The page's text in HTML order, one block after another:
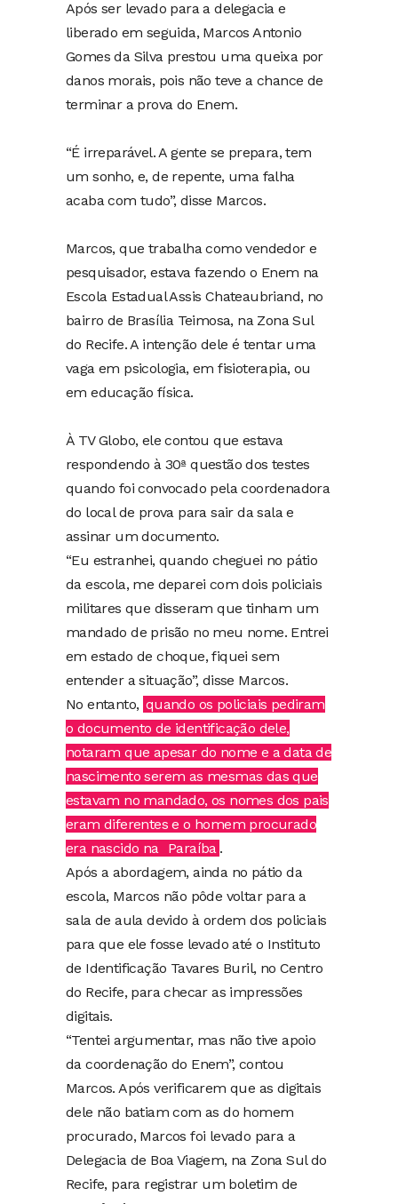
Após ser levado para a delegacia e
liberado em seguida, Marcos Antonio
Gomes da Silva prestou uma queixa por
danos morais, pois não teve a chance de
terminar a prova do Enem.
“É irreparável. A gente se prepara, tem
um sonho, e, de repente, uma falha
acaba com tudo”, disse Marcos.
Marcos, que trabalha como vendedor e
pesquisador, estava fazendo o Enem na
Escola Estadual Assis Chateaubriand, no
bairro de Brasília Teimosa, na Zona Sul
do Recife. A intenção dele é tentar uma
vaga em psicologia, em fisioterapia, ou
em educação física.
À TV Globo, ele contou que estava
respondendo à 30ª questão dos testes
quando foi convocado pela coordenadora
do local de prova para sair da sala e
assinar um documento.
“Eu estranhei, quando cheguei no pátio
da escola, me deparei com dois policiais
militares que disseram que tinham um
mandado de prisão no meu nome. Entrei
em estado de choque, fiquei sem
entender a situação”, disse Marcos.
No entanto, quando os policiais pediram
o documento de identificação dele,
notaram que apesar do nome e a data de
nascimento serem as mesmas das que
estavam no mandado, os nomes dos pais
eram diferentes e o homem procurado
era nascido na Paraíba .
Após a abordagem, ainda no pátio da
escola, Marcos não pôde voltar para a
sala de aula devido à ordem dos policiais
para que ele fosse levado até o Instituto
de Identificação Tavares Buril, no Centro
do Recife, para checar as impressões
digitais.
“Tentei argumentar, mas não tive apoio
da coordenação do Enem”, contou
Marcos. Após verificarem que as digitais
dele não batiam com as do homem
procurado, Marcos foi levado para a
Delegacia de Boa Viagem, na Zona Sul do
Recife, para registrar um boletim de